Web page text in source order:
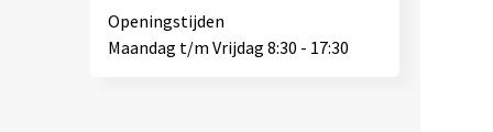
Openingstijden
Maandag t/m Vrijdag 8:30 - 17:30